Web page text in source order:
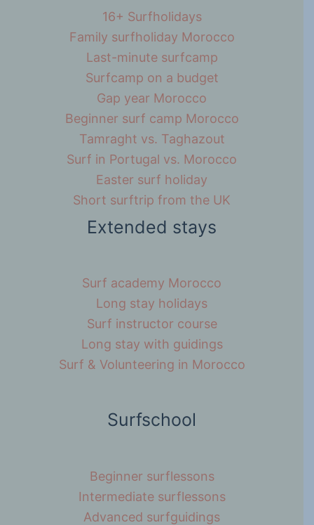
16+ Surfholidays
Family surfholiday Morocco
Last-minute surfcamp
Surfcamp on a budget
Gap year Morocco
Beginner surf camp Morocco
Tamraght vs. Taghazout
Surf in Portugal vs. Morocco
Easter surf holiday
Short surftrip from the UK
Extended stays
Surf academy Morocco
Long stay holidays
Surf instructor course
Long stay with guidings
Surf & Volunteering in Morocco
Surfschool
Beginner surflessons
Intermediate surflessons
Advanced surfguidings